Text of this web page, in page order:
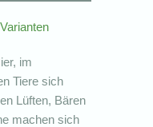
Varianten
im
Tiere sich
Lüften, Bären
machen sich